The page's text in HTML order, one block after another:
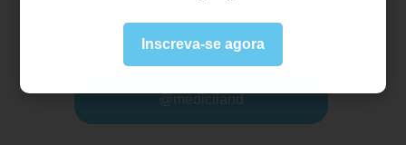
Inscreva-se agora
@mediciland